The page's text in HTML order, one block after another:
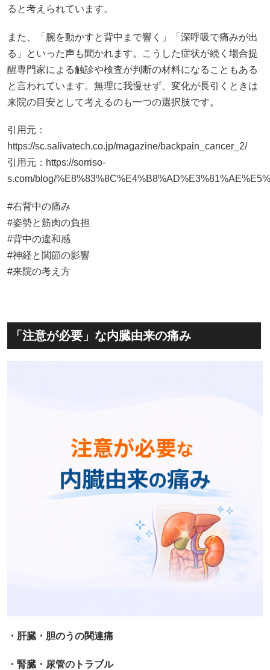
ると考えられています。
また、「腕を動かすと背中まで響く」「深呼吸で痛みが出
る」といった声も聞かれます。こうした症状が続く場合提
醒専門家による触診や検査が判断の材料になることもある
と言われています。無理に我慢せず、変化が長引くときは
来院の目安として考えるのも一つの選択肢です。
引用元：
https://sc.salivatech.co.jp/magazine/backpain_cancer_2/
引用元： https://sorriso-
s.com/blog/
#右背中の痛み
#姿勢と筋肉の負担
#背中の違和感
#神経と関節の影響
#来院の考え方
「注意が必要」な内臓由来の痛み
・肝臓・胆のうの関連痛
・腎臓・尿管のトラブル